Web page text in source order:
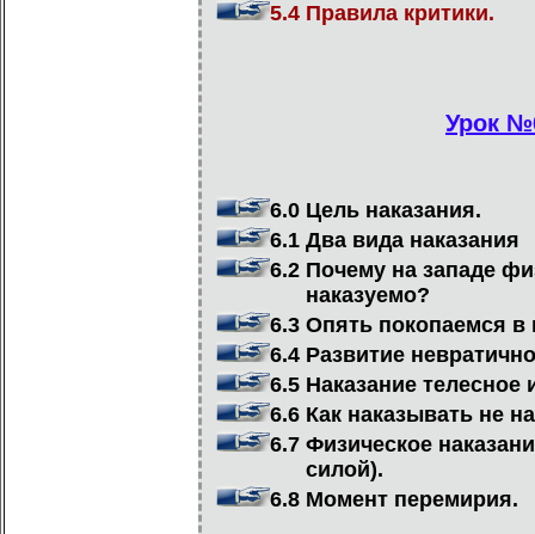
5.4 Правила критики.
Урок
6.0 Цель наказания.
6.1 Два вида наказания
6.2 Почему на западе
наказуемо?
6.3 Опять покопаемся в
6.4 Развитие
6.5 Наказание телесное
6.6 Как наказывать не
6.7 Физическое
силой).
6.8 Момент перемирия.